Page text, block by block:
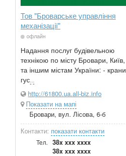
Тов "Броварське управління
механізації"
офлайн
Надання послуг будівельною
технікою по місту Бровари, Київ,
та іншим містам України: - крани
гус...
http://61800.ua.all-biz.info
Показати на мапі
Бровари, вул. Лісова, 6-б
Контакти: показати контакти
Тел.
38x xxx xxxx
38x xxx xxxx